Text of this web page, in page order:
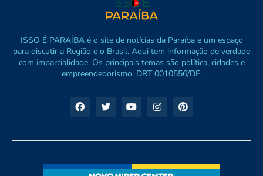
ISSO É PARAÍBA é o site de notícias da Paraíba e um espaço
para discutir a Região e o Brasil. Aqui tem informação de verdade
com imparcialidade. Os principais temas são política, cidades e
empreendedorismo. DRT 0010556/DF.